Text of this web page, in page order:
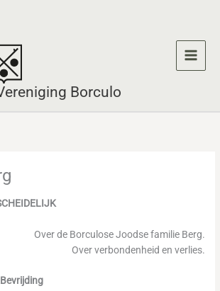
Borculo
Over de Borculose Joodse familie Berg.
Over verbondenheid en verlies.